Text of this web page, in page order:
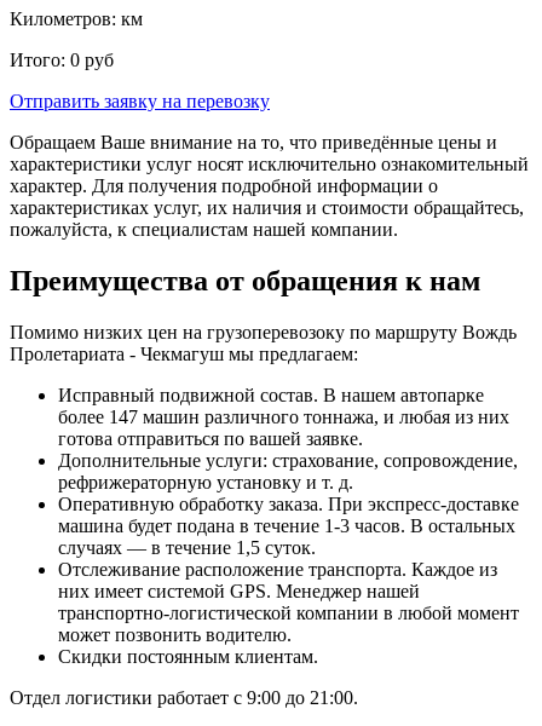
Километров: км
Итого: 0 руб
Отправить заявку на перевозку
Обращаем Ваше внимание на то, что приведённые цены и
характеристики услуг носят исключительно ознакомительный
характер. Для получения подробной информации о
характеристиках услуг, их наличия и стоимости обращайтесь,
пожалуйста, к специалистам нашей компании.
Преимущества от обращения к нам
Помимо низких цен на грузоперевозоку по маршруту Вождь
Пролетариата - Чекмагуш мы предлагаем:
Исправный подвижной состав. В нашем автопарке
более 147 машин различного тоннажа, и любая из них
готова отправиться по вашей заявке.
Дополнительные услуги: страхование, сопровождение,
рефрижераторную установку и т. д.
Оперативную обработку заказа. При экспресс-доставке
машина будет подана в течение 1-3 часов. В остальных
случаях — в течение 1,5 суток.
Отслеживание расположение транспорта. Каждое из
них имеет системой GPS. Менеджер нашей
транспортно-логистической компании в любой момент
может позвонить водителю.
Скидки постоянным клиентам.
Отдел логистики работает с 9:00 до 21:00.